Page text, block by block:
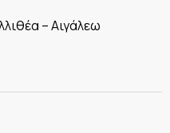
– Αιγάλεω